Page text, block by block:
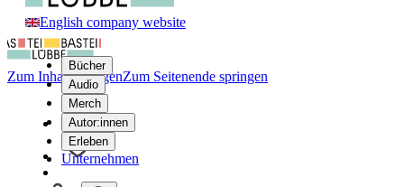
English company website
Bücher
Audio
Merch
Autor:innen
Erleben
Unternehmen
Zum Inhalt springenZum Seitenende springen